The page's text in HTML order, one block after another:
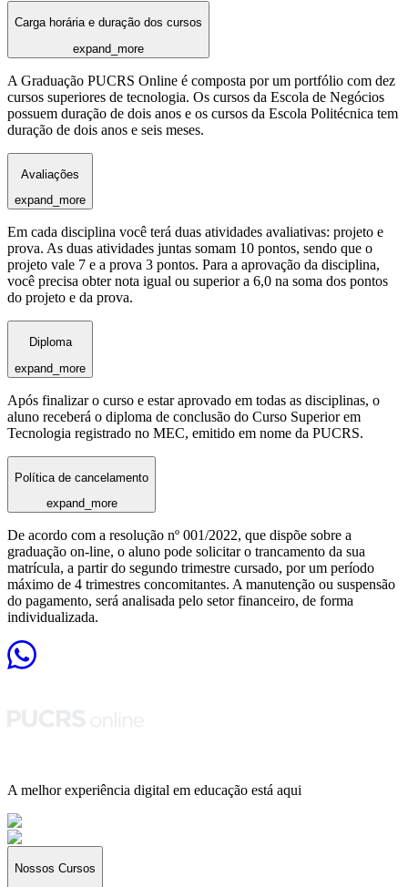
Carga horária e duração dos cursos
expand_more
A Graduação PUCRS Online é composta por um portfólio com dez
cursos superiores de tecnologia. Os cursos da Escola de Negócios
possuem duração de dois anos e os cursos da Escola Politécnica tem
duração de dois anos e seis meses.
Avaliações
expand_more
Em cada disciplina você terá duas atividades avaliativas: projeto e
prova. As duas atividades juntas somam 10 pontos, sendo que o
projeto vale 7 e a prova 3 pontos. Para a aprovação da disciplina,
você precisa obter nota igual ou superior a 6,0 na soma dos pontos
do projeto e da prova.
Diploma
expand_more
Após finalizar o curso e estar aprovado em todas as disciplinas, o
aluno receberá o diploma de conclusão do Curso Superior em
Tecnologia registrado no MEC, emitido em nome da PUCRS.
Política de cancelamento
expand_more
De acordo com a resolução nº 001/2022, que dispõe sobre a
graduação on-line, o aluno pode solicitar o trancamento da sua
matrícula, a partir do segundo trimestre cursado, por um período
máximo de 4 trimestres concomitantes. A manutenção ou suspensão
do pagamento, será analisada pelo setor financeiro, de forma
individualizada.
A melhor experiência digital em educação está aqui
Nossos Cursos